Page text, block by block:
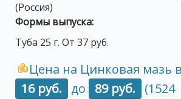
(Россия)
Формы выпуска:
Туба 25 г. От 37 руб.
Цена на Цинковая мазь
16 руб.
до 89 руб.
(1524